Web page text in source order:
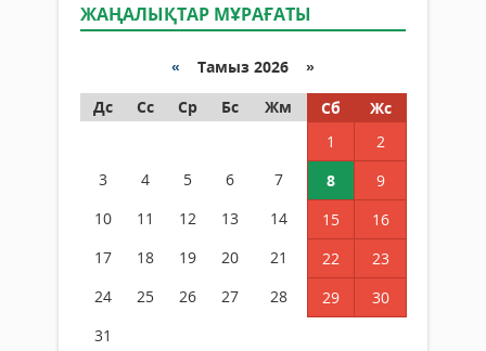
ЖАҢАЛЫҚТАР МҰРАҒАТЫ
« Тамыз 2026 »
Дс
Сс Ср Бс Жм Сб
Жс
1
2
3
4 5 6 7 8
9
10
11 12 13 14 15
16
17
18 19 20 21 22
23
24
25 26 27 28 29
30
31